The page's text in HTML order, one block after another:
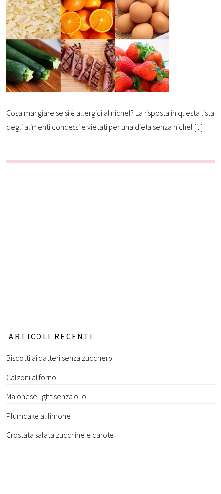
Cosa mangiare se si è allergici al nichel? La risposta in questa lista
degli alimenti concessi e vietati per una dieta senza nichel [...]
ARTICOLI RECENTI
Biscotti ai datteri senza zucchero
Calzoni al forno
Maionese light senza olio
Plumcake al limone
Crostata salata zucchine e carote